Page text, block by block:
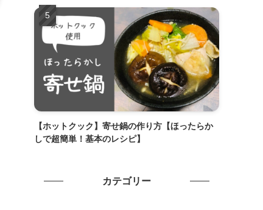
【ホットクック】寄せ鍋の作り方【ほったらか
しで超簡単！基本のレシピ】
カテゴリー